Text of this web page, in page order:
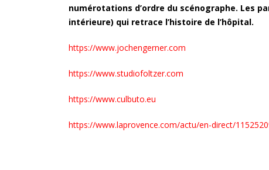
numérotations d’ordre du scénographe. Les
intérieure) qui retrace l’histoire de l’hôpital.
https://www.jochengerner.com
https://www.studiofoltzer.com
https://www.culbuto.eu
https://www.laprovence.com/actu/en-direct/